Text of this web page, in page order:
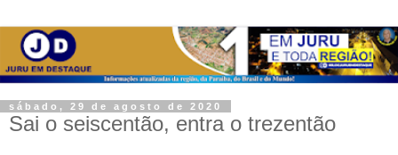
sábado, 29 de agosto de 2020
Sai o seiscentão, entra o trezentão